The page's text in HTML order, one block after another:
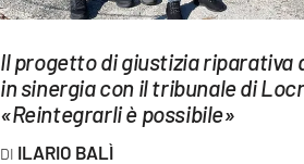
LAC NETWORK
LAC ONAIR
Il progetto di giustizia riparativa
in sinergia con il tribunale di
«Reintegrarli è possibile»
ILARIO BALÌ